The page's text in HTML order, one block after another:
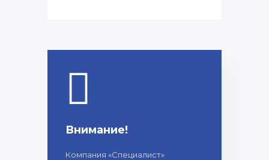
Внимание!
Компания «Специалист»